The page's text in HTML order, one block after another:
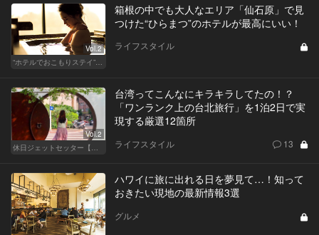
Vol.2
箱根の中でも大人なエリア「仙石原」で見
つけた“ひらまつ”のホテルが最高にいい！
ライフスタイル
Vol.2
休日ジェットセッター【厳選スポット編】
台湾ってこんなにキラキラしてたの！？
「ワンランク上の台北旅行」を1泊2日で実
現する厳選12箇所
ライフスタイル 13
ハワイに旅に出れる日を夢見て…！知って
おきたい現地の最新情報3選
グルメ